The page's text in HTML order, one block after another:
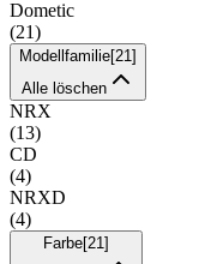
Dometic
(21)
Modellfamilie[21 ]
Alle löschen
NRX
(13)
CD
(4)
NRXD
(4)
Farbe[21 ]